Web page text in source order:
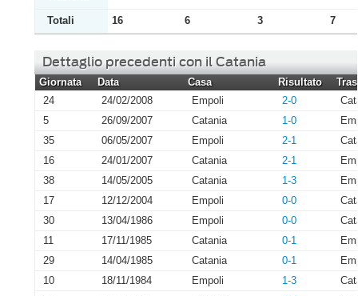
Totali
16 6 3 7
Dettaglio precedenti con il Catania
Giornata Data Casa Risultato
24
24/02/2008 Empoli 2-0
5
26/09/2007 Catania 1-0
35
06/05/2007 Empoli 2-1
16
24/01/2007 Catania 2-1
38
14/05/2005 Catania 1-3
17
12/12/2004 Empoli 0-0
30
13/04/1986 Empoli 0-0
11
17/11/1985 Catania 0-1
29
14/04/1985 Catania 0-1
10
18/11/1984 Empoli 1-3